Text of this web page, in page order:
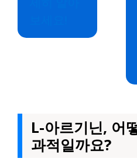
L-아르기닌, 어
과적일까요?